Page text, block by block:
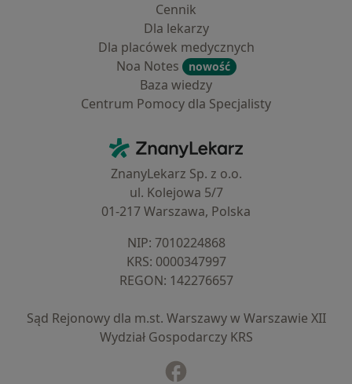
Cennik
Dla lekarzy
Dla placówek medycznych
Noa Notes
nowość
Baza wiedzy
Centrum Pomocy dla Specjalisty
ZnanyLekarz - Strona główna
ZnanyLekarz Sp. z o.o.
ul. Kolejowa 5/7
01-217 Warszawa, Polska
NIP: ⁠7010224868
KRS: ⁠0000347997
REGON: ⁠142276657
Sąd Rejonowy dla m.st. Warszawy w Warszawie XII
Wydział Gospodarczy KRS